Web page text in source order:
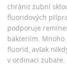
chránit zubní
fluoridových
podporuje
bakteriím. Mnoho
fluorid, avšak
v ordinaci zubaře.